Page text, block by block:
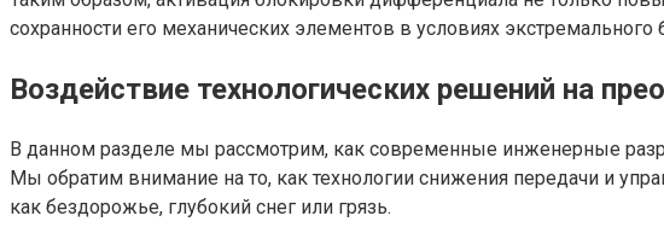
сохранности его механических элементов в условиях экстремального
Воздействие технологических решений на
В данном разделе мы рассмотрим, как современные инженерные
Мы обратим внимание на то, как технологии снижения передачи и
как бездорожье, глубокий снег или грязь.